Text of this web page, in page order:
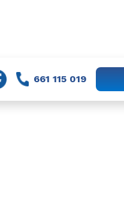
661 115 019
za udzielone wsparcie.